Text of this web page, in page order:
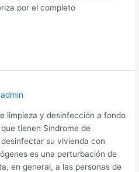
por el completo
admin
limpieza y desinfección a fondo
tienen Síndrome de
su vivienda con
es una perturbación de
en general, a las personas de